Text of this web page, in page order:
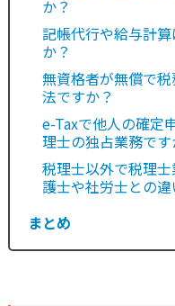
か？
記帳代行や給与計
か？
無資格者が無償で
法ですか？
e-Taxで他人の確定
理士の独占業務です
税理士以外で税理
護士や社労士との
まとめ